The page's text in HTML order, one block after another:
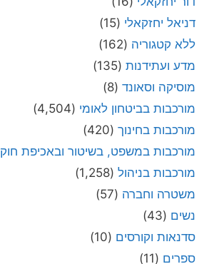
דניאל יחזקאלי (15)
ללא קטגוריה (162)
מדע ועתידנות (135)
מוסיקה וסאונד (8)
מורכבות בביטחון לאומי (4,504)
מורכבות בחינוך (420)
מורכבות במשפט, בשיטור ובאכיפת חוק
מורכבות בניהול (1,258)
משטרה וחברה (57)
נשים (43)
סדנאות וקורסים (10)
ספרים (11)